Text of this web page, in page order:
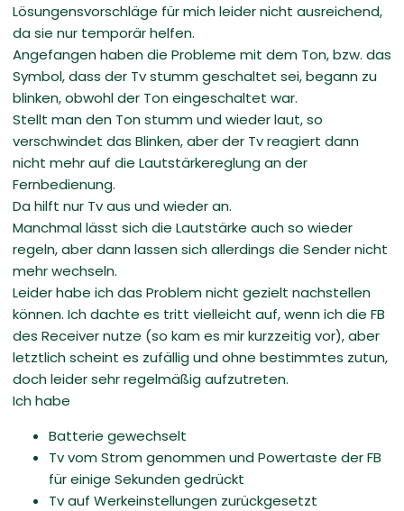
Lösungensvorschläge für mich leider nicht ausreichend,
da sie nur temporär helfen.
Angefangen haben die Probleme mit dem Ton, bzw. das
Symbol, dass der Tv stumm geschaltet sei, begann zu
blinken, obwohl der Ton eingeschaltet war.
Stellt man den Ton stumm und wieder laut, so
verschwindet das Blinken, aber der Tv reagiert dann
nicht mehr auf die Lautstärkereglung an der
Fernbedienung.
Da hilft nur Tv aus und wieder an.
Manchmal lässt sich die Lautstärke auch so wieder
regeln, aber dann lassen sich allerdings die Sender nicht
mehr wechseln.
Leider habe ich das Problem nicht gezielt nachstellen
können. Ich dachte es tritt vielleicht auf, wenn ich die FB
des Receiver nutze (so kam es mir kurzzeitig vor), aber
letztlich scheint es zufällig und ohne bestimmtes zutun,
doch leider sehr regelmäßig aufzutreten.
Ich habe
Batterie gewechselt
Tv vom Strom genommen und Powertaste der FB
für einige Sekunden gedrückt
Tv auf Werkeinstellungen zurückgesetzt